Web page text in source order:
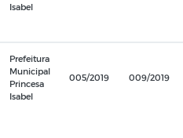
Isabel
Prefeitura
Municipal
Princesa
Isabel
005/2019 009/2019